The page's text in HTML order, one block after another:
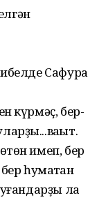
Сафура
күрмәҫ, бер-
имеп, бер
һуҡмаҡтан
ла